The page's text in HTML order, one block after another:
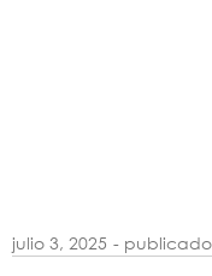
julio 3, 2025 -